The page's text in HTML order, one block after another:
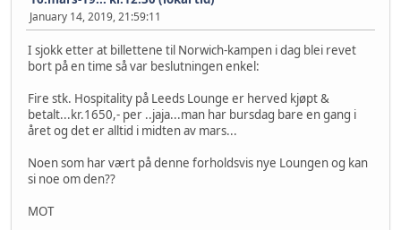
January 14, 2019, 21:59:11
I sjokk etter at billettene til Norwich-kampen i dag blei revet
bort på en time så var beslutningen enkel:
Fire stk. Hospitality på Leeds Lounge er herved kjøpt &
betalt...kr.1650,- per ..jaja...man har bursdag bare en gang i
året og det er alltid i midten av mars...
Noen som har vært på denne forholdsvis nye Loungen og kan
si noe om den??
MOT